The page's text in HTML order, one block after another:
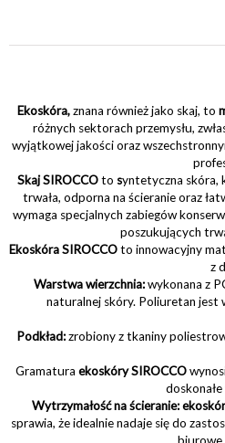
Ekoskóra,znana również jako skaj, to
różnych sektorach przemysłu,
wyjątkowej jakości oraz
Skaj SIROCCOto syntetyczna skóra,
trwała, odporna na ścieranie oraz
wymaga specjalnych zabiegów
poszukujących
Ekoskóra SIROCCOto innowacyjny
z
Warstwa wierzchnia:wykonana z
naturalnej skóry. Poliuretan jest
Podkład:zrobiony z tkaniny
Gramatura ekoskóry SIROCCO
Wytrzymałość na ścieranie:
sprawia, że idealnie nadaje się do